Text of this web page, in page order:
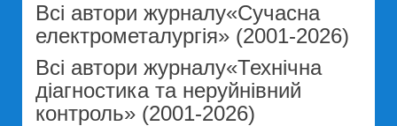
Всі автори журналу«Сучасна
електрометалургія» (2001-2026)
Всі автори журналу«Технічна
діагностика та неруйнівний
контроль» (2001-2026)